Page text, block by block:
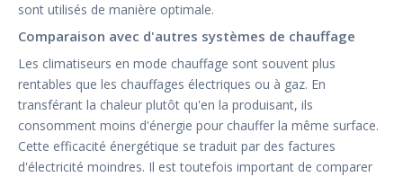
sont utilisés de manière optimale.
Comparaison avec d'autres systèmes de chauffage
Les climatiseurs en mode chauffage sont souvent plus
rentables que les chauffages électriques ou à gaz. En
transférant la chaleur plutôt qu'en la produisant, ils
consomment moins d'énergie pour chauffer la même surface.
Cette efficacité énergétique se traduit par des factures
d'électricité moindres. Il est toutefois important de comparer